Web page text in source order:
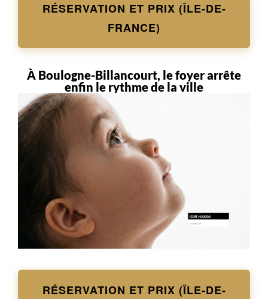
RÉSERVATION ET PRIX (ÎLE-DE-
FRANCE)
À Boulogne-Billancourt, le foyer arrête
enfin le rythme de la ville
RÉSERVATION ET PRIX (ÎLE-DE-